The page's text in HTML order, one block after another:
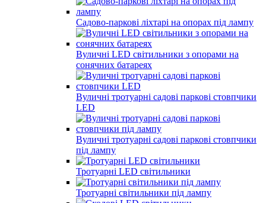
Садово-паркові ліхтарі на опорах під лампу
Вуличні LED світильники з опорами на
сонячних батареях
Вуличні тротуарні садові паркові стовпчики
LED
Вуличні тротуарні садові паркові стовпчики
під лампу
Тротуарні LED світильники
Тротуарні світильники під лампу